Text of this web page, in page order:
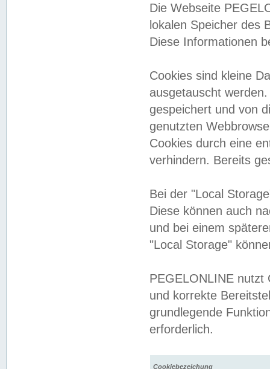
Die Webseite
lokalen Speicher des
Diese Informationen
Cookies sind kleine
ausgetauscht
gespeichert und von
genutzten
Cookies durch eine
verhindern. Bereits
Bei der "Local
Diese können auch
und bei einem
"Local Storage"
PEGELONLINE nutzt
und korrekte
grundlegende
erforderlich.
Cookiebezeichung